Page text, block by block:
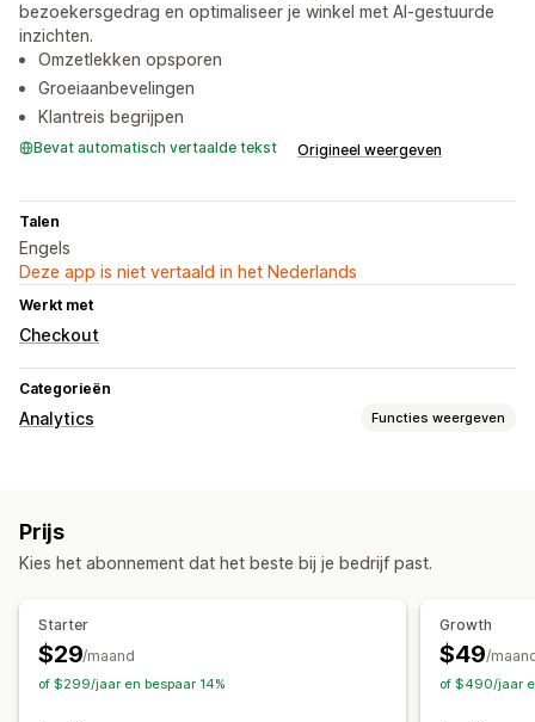
bezoekersgedrag en optimaliseer je winkel met AI-gestuurde
inzichten.
Omzetlekken opsporen
Groeiaanbevelingen
Klantreis begrijpen
Bevat automatisch vertaalde tekst Origineel weergeven
Talen
Engels
Deze app is niet vertaald in het Nederlands
Werkt met
Checkout
Categorieën
Analytics Functies weergeven
Lifetime value (LTV)
Funnelanalyse
Pixel-tracking
Beeldmateriaal en rapporten
Prijs
Kies het abonnement dat het beste bij je bedrijf past.
Starter
$29/maand
of $299/jaar en bespaar 14%
Growth
$49/
of $490/jaar